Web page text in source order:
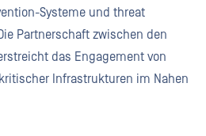
Systeme und threat
Partnerschaft zwischen den
das Engagement von
kritischer Infrastrukturen im Nahen